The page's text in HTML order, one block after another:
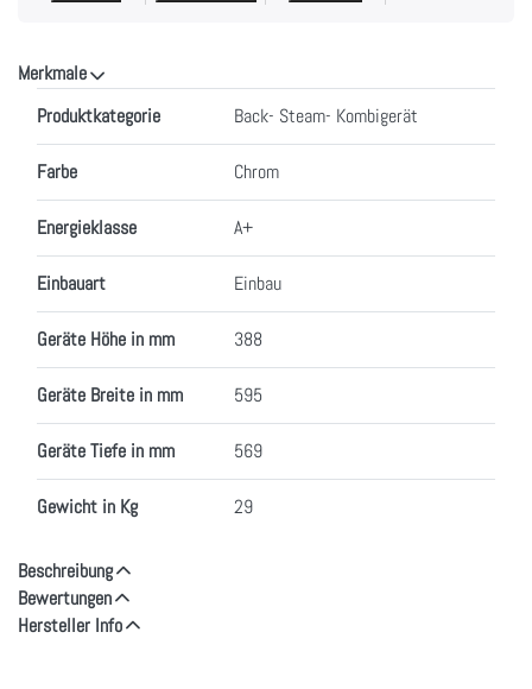
Merkmale
Produktkategorie Back- Steam- Kombigerät
Farbe Chrom
Energieklasse A+
Einbauart Einbau
Geräte Höhe in mm 388
Geräte Breite in mm 595
Geräte Tiefe in mm 569
Gewicht in Kg 29
Beschreibung
Bewertungen
Hersteller Info